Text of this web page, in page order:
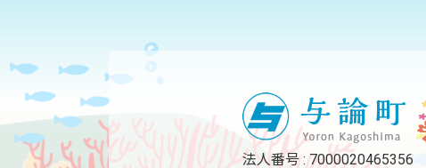
法人番号 : 7000020465356